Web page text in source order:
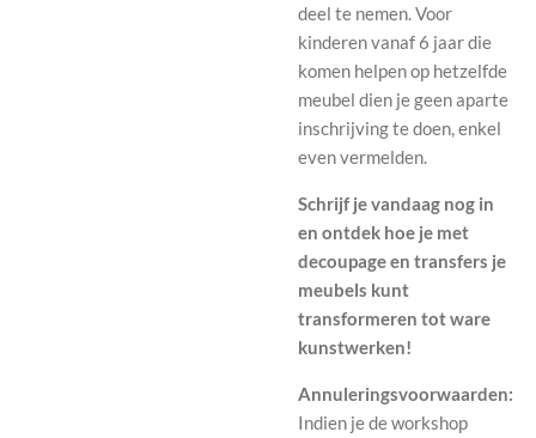
deel te nemen. Voor
kinderen vanaf 6 jaar die
komen helpen op hetzelfde
meubel dien je geen aparte
inschrijving te doen, enkel
even vermelden.
Schrijf je vandaag nog in
en ontdek hoe je met
decoupage en transfers je
meubels kunt
transformeren tot ware
kunstwerken!
Annuleringsvoorwaarden:
Indien je de workshop